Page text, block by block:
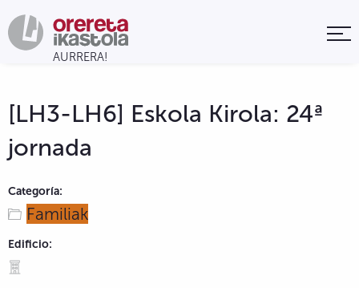
[LH3-LH6] Eskola Kirola: 24ª
jornada
Categoría:
Familiak
Edificio: